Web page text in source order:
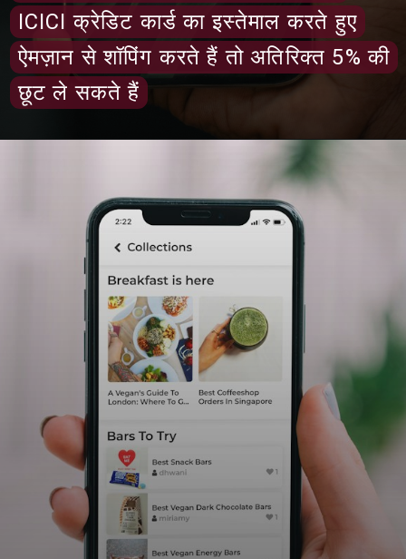
ICICI क्रेडिट कार्ड का इस्तेमाल करते हुए
ऐमज़ान से शॉपिंग करते हैं तो अतिरिक्त 5% की
छूट ले सकते हैं
ICICI क्रेडिट कार्ड का इस्तेमाल करते हुए
ऐमज़ान से शॉपिंग करते हैं तो अतिरिक्त 5% की
छूट ले सकते हैं